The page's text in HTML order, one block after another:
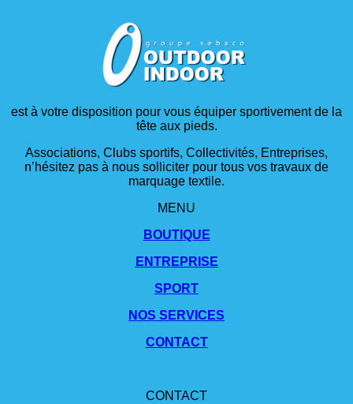
est à votre disposition pour vous équiper sportivement de la
tête aux pieds.
Associations, Clubs sportifs, Collectivités, Entreprises,
n’hésitez pas à nous solliciter pour tous vos travaux de
marquage textile.
MENU
BOUTIQUE
ENTREPRISE
SPORT
NOS SERVICES
CONTACT
CONTACT